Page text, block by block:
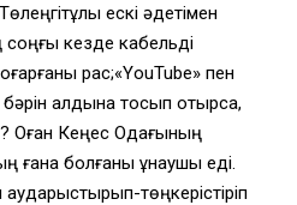
ескі әдетімен
кезде кабельді
рас;«YouTube» пен
бәрін алдына тосып отырса,
Оған Кеңес Одағының
ғана болғаны ұнаушы еді.
төңкерістіріп